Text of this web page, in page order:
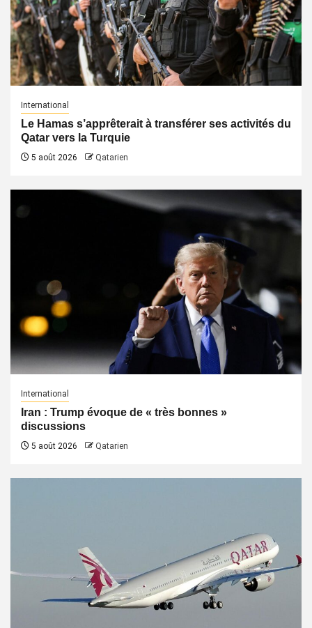
International
Le Hamas s’apprêterait à transférer ses activités du
Qatar vers la Turquie
5 août 2026 Qatarien
International
Iran : Trump évoque de « très bonnes »
discussions
5 août 2026 Qatarien